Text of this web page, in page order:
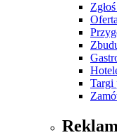
Targi